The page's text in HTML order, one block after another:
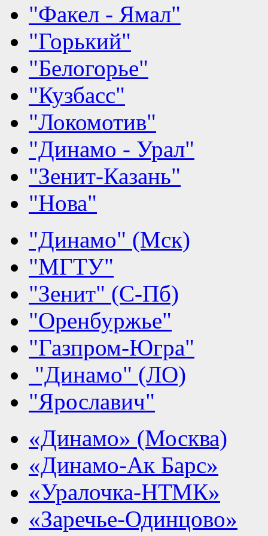
"Факел - Ямал"
"Горький"
"Белогорье"
"Кузбасс"
"Локомотив"
"Динамо - Урал"
"Зенит-Казань"
"Нова"
"Динамо" (Мск)
"МГТУ"
"Зенит" (С-Пб)
"Оренбуржье"
"Газпром-Югра"
"Динамо" (ЛО)
"Ярославич"
«Динамо» (Москва)
«Динамо-Ак Барс»
«Уралочка-НТМК»
«Заречье-Одинцово»